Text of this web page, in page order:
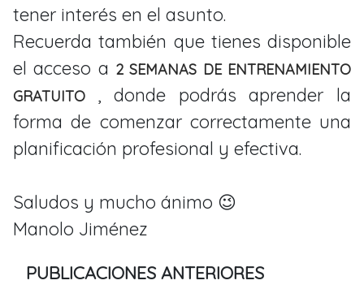
tener interés en el asunto.
Recuerda también que tienes disponible
el acceso a 2 SEMANAS DE ENTRENAMIENTO
GRATUITO
, donde podrás aprender la
forma de comenzar correctamente una
planificación profesional y efectiva.
Saludos y mucho ánimo 😉
Manolo Jiménez
PUBLICACIONES ANTERIORES